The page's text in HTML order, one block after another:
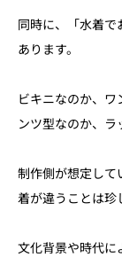
同時に、「水着
あります。
ビキニなのか、
ンツ型なのか、ラ
制作側が想定して
着が違うことは珍
文化背景や時代に